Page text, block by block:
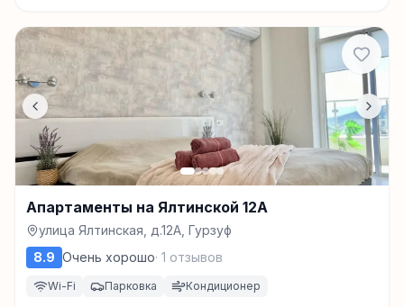
Апартаменты на Ялтинской 12А
улица Ялтинская, д.12А, Гурзуф
8.9 Очень хорошо· 1 отзывов
Wi-Fi Парковка Кондиционер